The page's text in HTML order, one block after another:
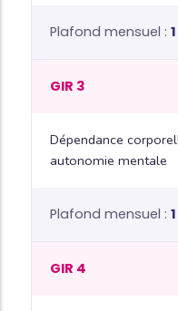
GIR 3
Dépendance
autonomie mentale
GIR 4